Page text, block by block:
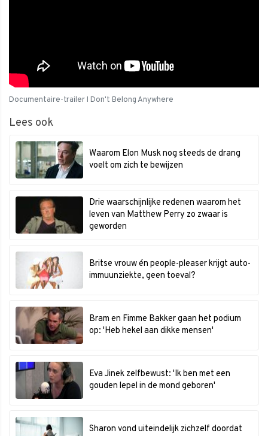
Documentaire-trailer I Don't Belong Anywhere
Lees ook
Waarom Elon Musk nog steeds de drang
voelt om zich te bewijzen
Drie waarschijnlijke redenen waarom het
leven van Matthew Perry zo zwaar is
geworden
Britse vrouw én people-pleaser krijgt auto-
immuunziekte, geen toeval?
Bram en Fimme Bakker gaan het podium
op: 'Heb hekel aan dikke mensen'
Eva Jinek zelfbewust: 'Ik ben met een
gouden lepel in de mond geboren'
Sharon vond uiteindelijk zichzelf doordat